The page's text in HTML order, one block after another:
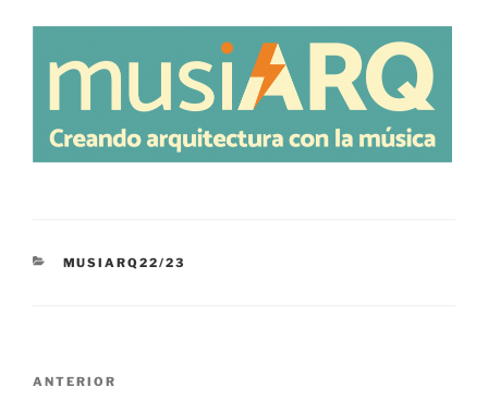
CATEGORÍAS
MUSIARQ22/23
Navegación
Entrada
ANTERIOR